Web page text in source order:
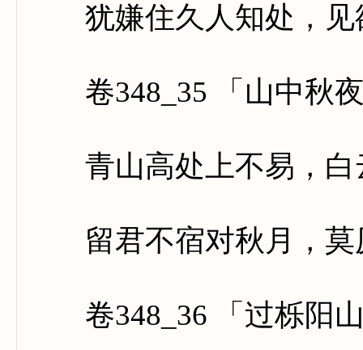
犹嫌住久人知处，见
卷348_35 「山中秋夜
青山高处上不易，白
留君不宿对秋月，莫
卷348_36 「过栎阳